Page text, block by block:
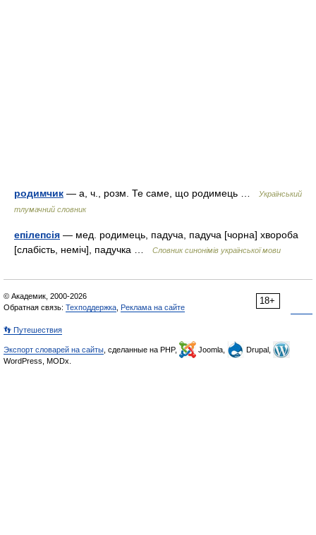
родимчик — а, ч., розм. Те саме, що родимець …
Український
тлумачний словник
епілепсія — мед. родимець, падуча, падуча [чорна] хвороба
[слабість, неміч], падучка …
Словник синонімів української мови
18+
© Академик, 2000-2026
Обратная связь: Техподдержка Реклама на сайте
👣 Путешествия
Экспорт словарей на сайты , сделанные на PHP, Joomla,
Drupal,
WordPress, MODx.